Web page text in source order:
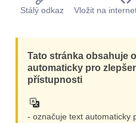
Stálý odkaz Vložit na
Tato stránka obsahuje
automaticky pro
přístupnosti
- označuje text automaticky